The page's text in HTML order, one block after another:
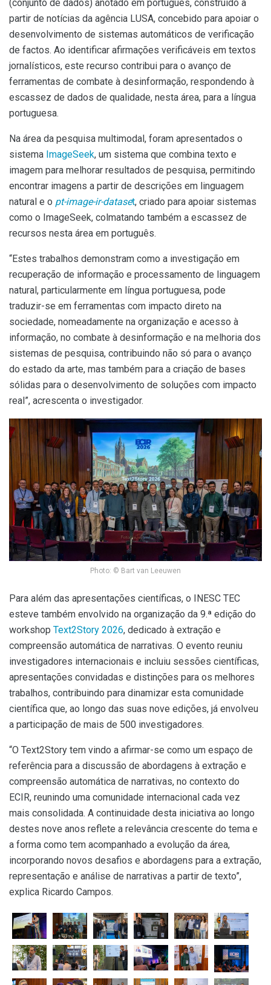
(conjunto de dados) anotado em português, construído a
partir de notícias da agência LUSA, concebido para apoiar o
desenvolvimento de sistemas automáticos de verificação
de factos. Ao identificar afirmações verificáveis em textos
jornalísticos, este recurso contribui para o avanço de
ferramentas de combate à desinformação, respondendo à
escassez de dados de qualidade, nesta área, para a língua
portuguesa.
Na área da pesquisa multimodal, foram apresentados o
sistema ImageSeek, um sistema que combina texto e
imagem para melhorar resultados de pesquisa, permitindo
encontrar imagens a partir de descrições em linguagem
natural e o pt-image-ir-dataset, criado para apoiar sistemas
como o ImageSeek, colmatando também a escassez de
recursos nesta área em português.
“Estes trabalhos demonstram como a investigação em
recuperação de informação e processamento de linguagem
natural, particularmente em língua portuguesa, pode
traduzir-se em ferramentas com impacto direto na
sociedade, nomeadamente na organização e acesso à
informação, no combate à desinformação e na melhoria dos
sistemas de pesquisa, contribuindo não só para o avanço
do estado da arte, mas também para a criação de bases
sólidas para o desenvolvimento de soluções com impacto
real”, acrescenta o investigador.
Photo: © Bart van Leeuwen
Para além das apresentações científicas, o INESC TEC
esteve também envolvido na organização da 9.ª edição do
workshop Text2Story 2026, dedicado à extração e
compreensão automática de narrativas. O evento reuniu
investigadores internacionais e incluiu sessões científicas,
apresentações convidadas e distinções para os melhores
trabalhos, contribuindo para dinamizar esta comunidade
científica que, ao longo das suas nove edições, já envolveu
a participação de mais de 500 investigadores.
“O Text2Story tem vindo a afirmar-se como um espaço de
referência para a discussão de abordagens à extração e
compreensão automática de narrativas, no contexto do
ECIR, reunindo uma comunidade internacional cada vez
mais consolidada. A continuidade desta iniciativa ao longo
destes nove anos reflete a relevância crescente do tema e
a forma como tem acompanhado a evolução da área,
incorporando novos desafios e abordagens para a extração,
representação e análise de narrativas a partir de texto”,
explica Ricardo Campos.